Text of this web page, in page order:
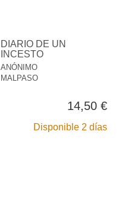
DIARIO DE UN
INCESTO
ANÓNIMO
MALPASO
14,50 €
Disponible 2 días